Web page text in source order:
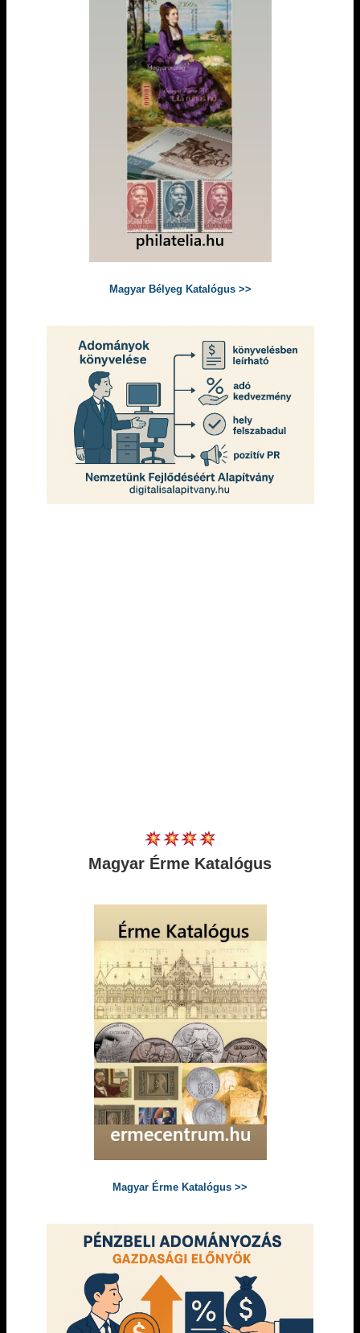
Magyar Bélyeg Katalógus >>
Magyar Érme Katalógus
Magyar Érme Katalógus >>